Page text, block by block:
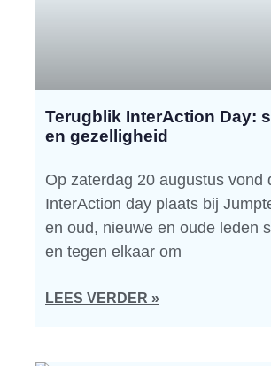
Terugblik InterAction Day:
en gezelligheid
Op zaterdag 20 augustus vond
InterAction day plaats bij
en oud, nieuwe en oude leden
en tegen elkaar om
LEES VERDER »